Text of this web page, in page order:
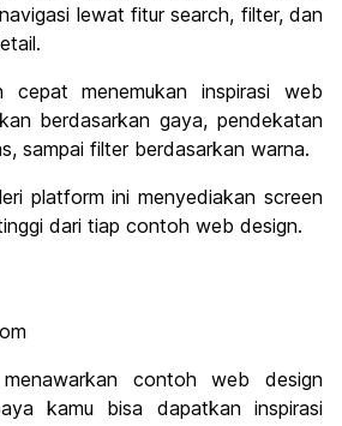
lewat fitur search, filter, dan
cepat menemukan inspirasi web
berdasarkan gaya, pendekatan
sampai filter berdasarkan warna.
platform ini menyediakan screen
dari tiap contoh web design.
contoh web design
kamu bisa dapatkan inspirasi